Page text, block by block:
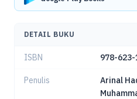
DETAIL BUKU
ISBN 978-
Penulis
Arinal